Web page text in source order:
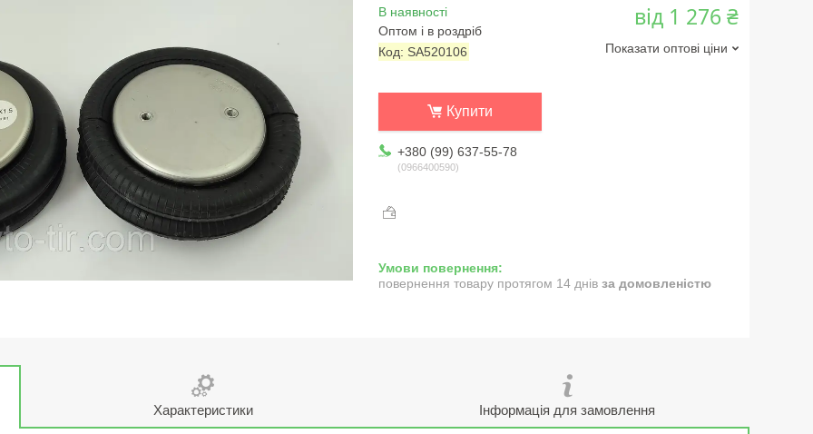
В наявності
Оптом і в роздріб
Код: SA520106
від 1 276 ₴
Показати оптові ціни
Купити
+380 (99) 637-55-78
0966400590
повернення товару протягом 14 днів за домовленістю
Характеристики Інформація для замовлення